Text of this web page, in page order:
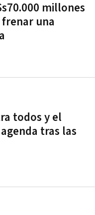
millones
una
todos y el
tras las